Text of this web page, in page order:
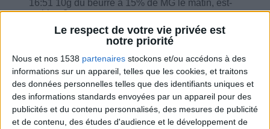
Le respect de votre vie privée est
notre priorité
Nous et nos 1538 partenaires stockons et/ou accédons à des
informations sur un appareil, telles que les cookies, et traitons
des données personnelles telles que des identifiants uniques et
des informations standards envoyées par un appareil pour des
publicités et du contenu personnalisés, des mesures de publicité
et de contenu, des études d'audience et le développement de
16:51 10g du beurre à 15% de MG le matin, est-
ce bien ?
17:30 Je ne prends pas de tartines avec du
beurre, dois-je augmenter la portion d'huile dans
18:13 Comment gérer les stimulations
alimentaires ?
19:30 Comment inclure les graines de chia dans
le programme ?